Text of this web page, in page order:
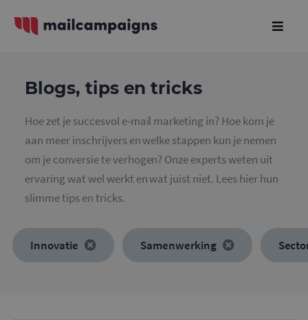
Blogs, tips en tricks
Hoe zet je succesvol e-mail marketing in? Hoe kom je
aan meer inschrijvers en welke stappen kun je nemen
om je conversie te verhogen? Onze experts weten uit
ervaring wat wel werkt en wat juist niet. Lees hier hun
slimme tips en tricks.
Innovatie Samenwerking